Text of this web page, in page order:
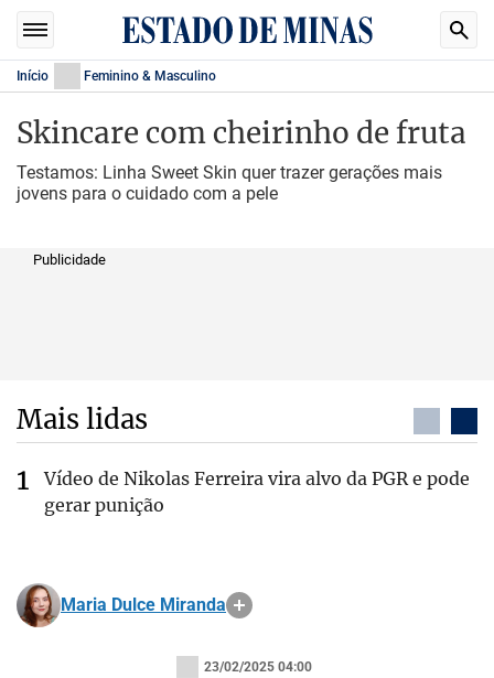
Início Feminino & Masculino
Skincare com cheirinho de fruta
Testamos: Linha Sweet Skin quer trazer gerações mais
jovens para o cuidado com a pele
Publicidade
Mais lidas
Vídeo de Nikolas Ferreira vira alvo da PGR e pode
gerar punição
Maria Dulce Miranda
23/02/2025 04:00